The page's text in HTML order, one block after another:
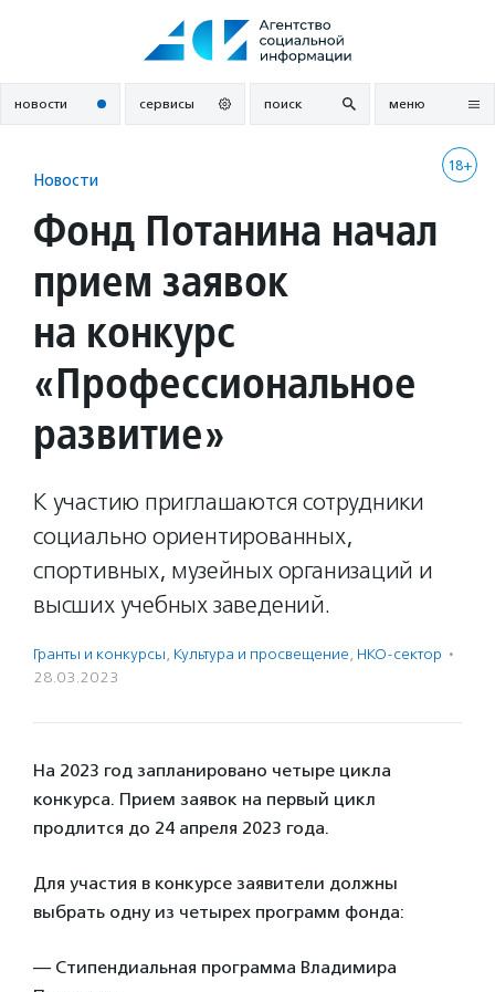
новости сервисы поиск меню
18+
Новости
Фонд Потанина начал
прием заявок
на конкурс
«Профессиональное
развитие»
К участию приглашаются сотрудники
социально ориентированных,
спортивных, музейных организаций и
высших учебных заведений.
Гранты и конкурсы, Культура и просвещение, НКО-сектор ·
28.03.2023
На 2023 год запланировано четыре цикла
конкурса. Прием заявок на первый цикл
продлится до 24 апреля 2023 года.
Для участия в конкурсе заявители должны
выбрать одну из четырех программ фонда:
— Стипендиальная программа Владимира